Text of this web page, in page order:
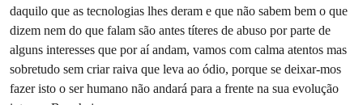
daquilo que as tecnologias lhes deram e que não sabem bem o que
dizem nem do que falam são antes títeres de abuso por parte de
alguns interesses que por aí andam, vamos com calma atentos mas
sobretudo sem criar raiva que leva ao ódio, porque se deixar-mos
fazer isto o ser humano não andará para a frente na sua evolução